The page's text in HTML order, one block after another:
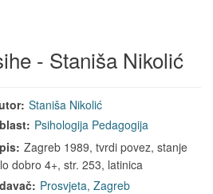
- Staniša Nikolić
Staniša Nikolić
Psihologija Pedagogija
Zagreb 1989, tvrdi povez, stanje
dobro 4+, str. 253, latinica
Prosvjeta, Zagreb